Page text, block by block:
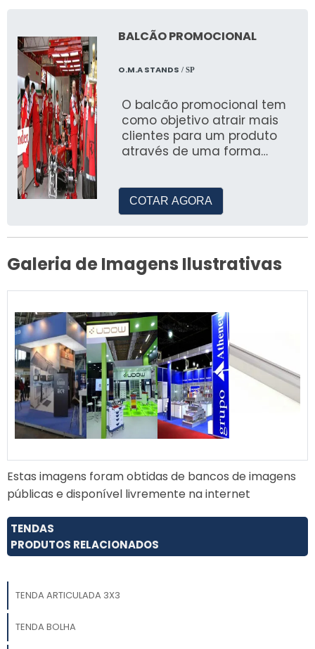
Entre em contato conosco através do nosso
site ou telefone para solicitar um orçamento
personalizado.
BALCÃO PROMOCIONAL
O.M.A STANDS / SP
O balcão promocional tem
como objetivo atrair mais
clientes para um produto
através de uma forma
COTAR AGORA
Galeria de Imagens Ilustrativas
Estas imagens foram obtidas de bancos de imagens
públicas e disponível livremente na internet
TENDAS
PRODUTOS RELACIONADOS
TENDA ARTICULADA 3X3
TENDA BOLHA